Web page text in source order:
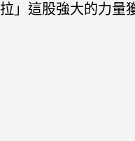
拉」這股強大的力量